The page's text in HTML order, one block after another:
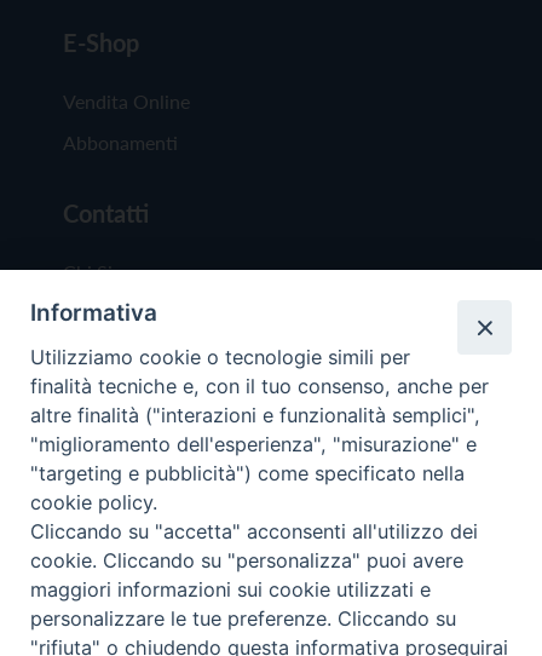
E-Shop
Vendita Online
Abbonamenti
Contatti
Chi Siamo
Redazione
Scrivici
Copyright © 2019 - Tutti i diritti riservati - Vita
Trentina Editrice
Privacy Policy
Torna
Informativa
Utilizziamo cookie o tecnologie simili per
finalità tecniche e, con il tuo consenso, anche per
altre finalità ("interazioni e funzionalità semplici",
"miglioramento dell'esperienza", "misurazione" e
"targeting e pubblicità") come specificato nella
cookie policy.
Cliccando su "accetta" acconsenti all'utilizzo dei
cookie. Cliccando su "personalizza" puoi avere
maggiori informazioni sui cookie utilizzati e
personalizzare le tue preferenze. Cliccando su
"rifiuta" o chiudendo questa informativa proseguirai